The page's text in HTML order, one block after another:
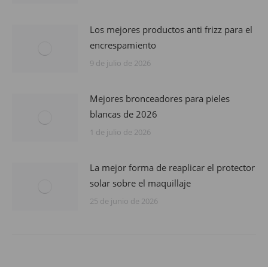
Los mejores productos anti frizz para el
encrespamiento
9 de julio de 2026
Mejores bronceadores para pieles
blancas de 2026
1 de julio de 2026
La mejor forma de reaplicar el protector
solar sobre el maquillaje
25 de junio de 2026